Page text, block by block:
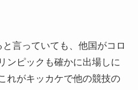
言っていても、他国がコロ
ンピックも確かに出場しに
れがキッカケで他の競技の